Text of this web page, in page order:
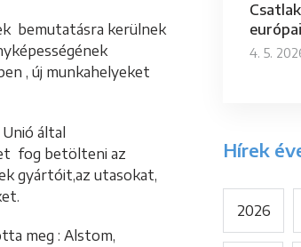
bemutatásra kerülnek
, új munkahelyeket
által
fog betölteni az
gyártóit,az utasokat,
meg : Alstom,
4. 5.
Hírek
2026